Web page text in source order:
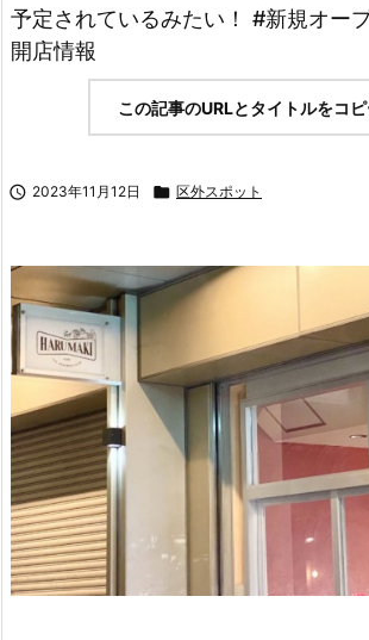
予定されているみたい！ #新規オー
開店情報
この記事のURLとタイトルをコ
 2023年11月12日  区外スポット